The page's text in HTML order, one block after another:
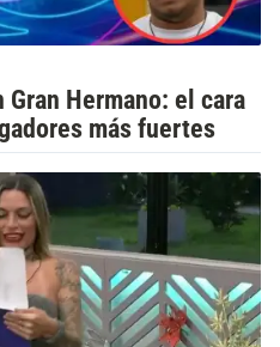
Hermano: el cara
más fuertes